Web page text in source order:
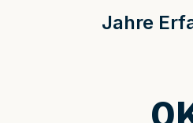
Jahre